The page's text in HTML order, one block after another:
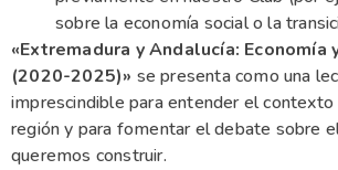
sobre la economía social o la
«Extremadura y Andalucía: Economía
(2020-2025)» se presenta como una
imprescindible para entender el
región y para fomentar el debate sobre
queremos construir.